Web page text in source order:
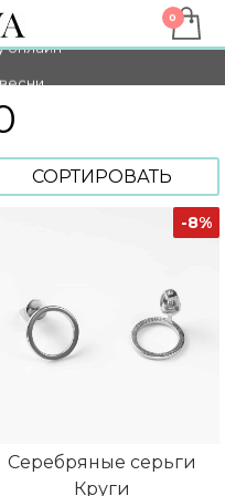
онлайн
онлайн
СОРТИРОВАТЬ
-8%
Серебряные серьги
Круги